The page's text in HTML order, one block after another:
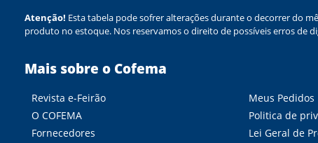
Atenção! Esta tabela pode sofrer alterações durante o decorrer do
produto no estoque. Nos reservamos o direito de possíveis erros de
Mais sobre o Cofema
Revista e-Feirão
O COFEMA
Fornecedores
Meus Pedidos
Politica de
Lei Geral de